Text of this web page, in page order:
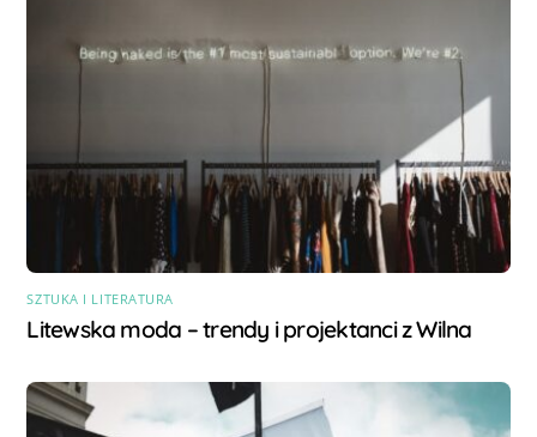
SZTUKA I LITERATURA
Litewska moda – trendy i projektanci z Wilna